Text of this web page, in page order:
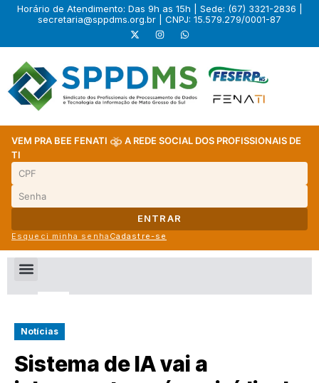
Horário de Atendimento: Das 9h as 15h | Sede: (67) 3321-2836 |
secretaria@sppdms.org.br | CNPJ: 15.579.279/0001-87
VEM PRA BEE FENATI
A REDE SOCIAL DOS PROFISSIONAIS DE
TI
ENTRAR
Esqueci minha senha Cadastre-se
Notícias
Sistema de IA vai a